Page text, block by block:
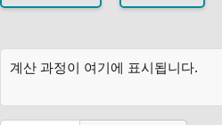
계산 과정이 여기에 표시됩니다.